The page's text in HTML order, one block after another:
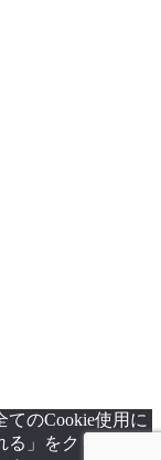
のCookie使用に
」をクリックし